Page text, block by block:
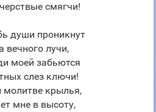
смягчи!
души проникнут
вечного лучи,
моей забьются
слез ключи!
крылья,
мне в высоту,